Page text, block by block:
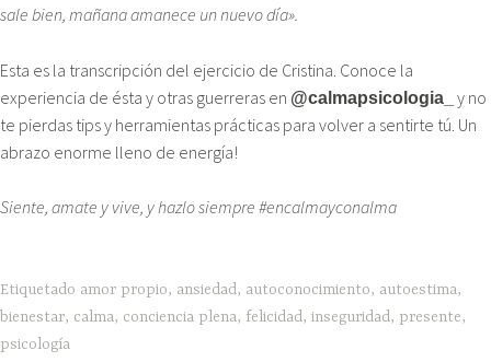
sale bien, mañana amanece un nuevo día».
Esta es la transcripción del ejercicio de Cristina. Conoce la
experiencia de ésta y otras guerreras en @calmapsicologia_
y no
te pierdas tips y herramientas prácticas para volver a sentirte tú. Un
abrazo enorme lleno de energía!
Siente, amate y vive, y hazlo siempre #encalmayconalma
Etiquetado amor propio, ansiedad, autoconocimiento, autoestima,
bienestar, calma, conciencia plena, felicidad, inseguridad, presente,
psicología